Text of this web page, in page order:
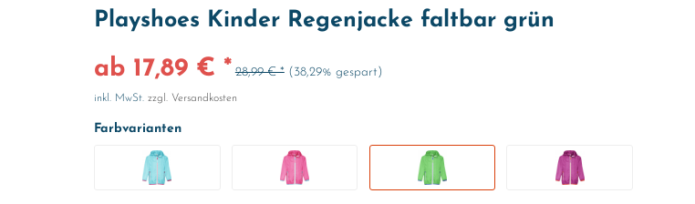
Playshoes Kinder Regenjacke faltbar grün
ab 17,89 € * 28,99 € * (38,29% gespart)
inkl. MwSt. zzgl. Versandkosten
Farbvarianten